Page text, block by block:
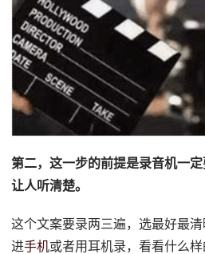
第二，这一步的前提是录音机一
让人听清楚。
这个文案要录两三遍，选最好最
进手机或者用耳机录，看看什么